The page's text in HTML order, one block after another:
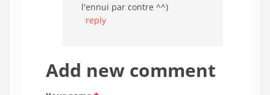
l'ennui par contre ^^)
reply
Add new comment